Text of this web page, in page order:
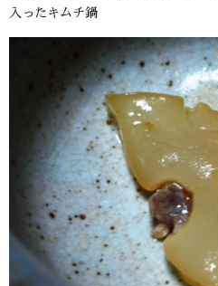
入ったキムチ鍋